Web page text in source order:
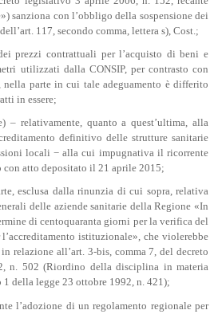
sanziona con l’obbligo della sospensione dei
117, secondo comma, lettera s), Cost.;
prezzi contrattuali per l’acquisto di beni e
utilizzati dalla CONSIP, per contrasto con
nella parte in cui tale adeguamento è differito
in essere;
– relativamente, quanto a quest’ultima, alla
definitivo delle strutture sanitarie
locali − alla cui impugnativa il ricorrente
con atto depositato il 21 aprile 2015;
esclusa dalla rinunzia di cui sopra, relativa
delle aziende sanitarie della Regione «In
di centoquaranta giorni per la verifica del
istituzionale», che violerebbe
relazione all’art. 3-bis, comma 7, del decreto
n. 502 (Riordino della disciplina in materia
1 della legge 23 ottobre 1992, n. 421);
l’adozione di un regolamento regionale per